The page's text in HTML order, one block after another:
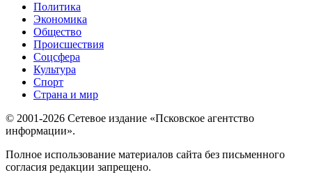
Политика
Экономика
Общество
Происшествия
Соцсфера
Культура
Спорт
Страна и мир
© 2001-2026 Сетевое издание «Псковское агентство
информации».
Полное использование материалов сайта без письменного
согласия редакции запрещено.